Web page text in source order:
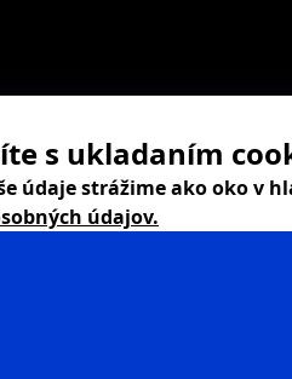
design by
s ukladaním
údaje strážime ako oko v
údajov.